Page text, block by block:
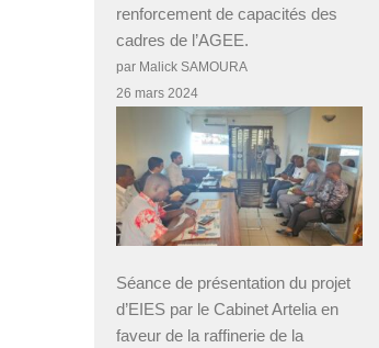
renforcement de capacités des
cadres de l’AGEE.
par Malick SAMOURA
26 mars 2024
Séance de présentation du projet
d’EIES par le Cabinet Artelia en
faveur de la raffinerie de la